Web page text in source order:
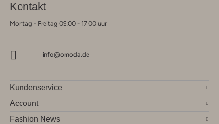
Kontakt
Montag - Freitag 09:00 - 17:00 uur
info@omoda.de
Kundenservice
Account
Fashion News